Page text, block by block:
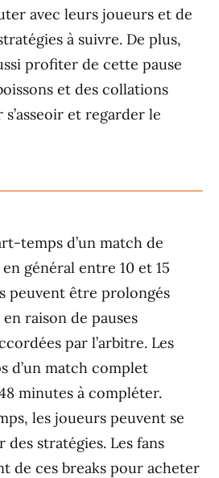
avec leurs joueurs et de
à suivre. De plus,
profiter de cette pause
et des collations
et regarder le
temps d’un match de
général entre 10 et 15
peuvent être prolongés
raison de pauses
par l’arbitre. Les
d’un match complet
minutes à compléter.
les joueurs peuvent se
stratégies. Les fans
de ces breaks pour acheter